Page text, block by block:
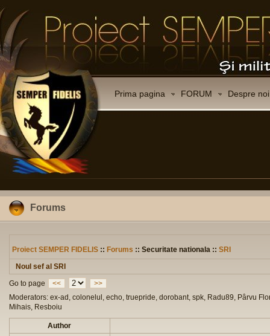
Prima pagina FORUM Despre noi
Forums
Proiect SEMPER FIDELIS :: Forums :: Securitate nationala :: SRI
Noul sef al SRI
Go to page
<<
>>
Moderators: ex-ad, colonelul, echo, truepride, dorobant, spk, Radu89, Pârvu
Mihais, Resboiu
Author